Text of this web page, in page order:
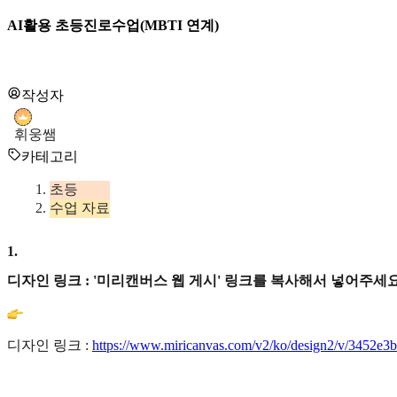
AI활용 초등진로수업(MBTI 연계)
작성자
휘웅쌤
카테고리
초등
수업 자료
1.
디자인 링크 : '미리캔버스 웹 게시' 링크를 복사해서 넣어주세
디자인 링크 : https://www.miricanvas.com/v2/ko/design2/v/